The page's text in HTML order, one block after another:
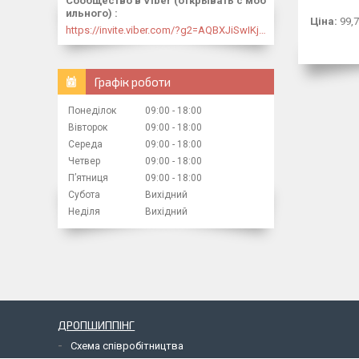
Ціна:
ильного)
Графік роботи
Понеділок 09:00
18:00
Вівторок
09:00
18:00
Середа
09:00
18:00
Четвер
09:00
18:00
Пʼятниця
09:00
18:00
Субота
Вихідний
Неділя
Вихідний
ДРОПШИППІНГ
Схема співробітництва